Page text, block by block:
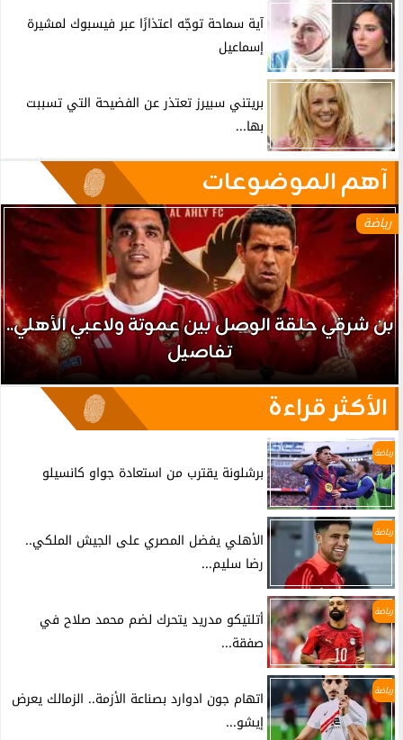
آية سماحة توجّه اعتذارًا عبر فيسبوك لمشيرة
إسماعيل
بريتني سبيرز تعتذر عن الفضيحة التي تسببت
بها...
آهم الموضوعات
رياضة
بن شرقي حلقة الوصل بين عموتة ولاعبي الأهلي..
تفاصيل
الأكثر قراءة
رياضة
برشلونة يقترب من استعادة جواو كانسيلو
رياضة
الأهلي يفضل المصري على الجيش الملكي..
رضا سليم...
رياضة
أتلتيكو مدريد يتحرك لضم محمد صلاح في
صفقة...
رياضة
اتهام جون ادوارد بصناعة الأزمة.. الزمالك يعرض
إيشو...